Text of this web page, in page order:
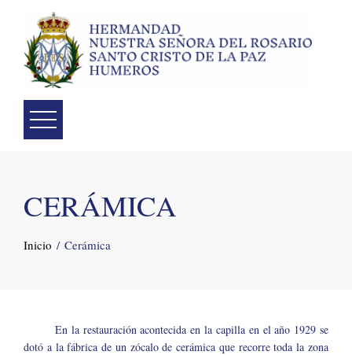
content
CERÁMICA
Inicio Cerámica
En la restauración acontecida en la capilla en el año 1929 se
dotó a la fábrica de un zócalo de cerámica que recorre toda la zona